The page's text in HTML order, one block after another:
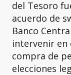
del Tesoro
acuerdo de
Banco
intervenir en
compra de
elecciones